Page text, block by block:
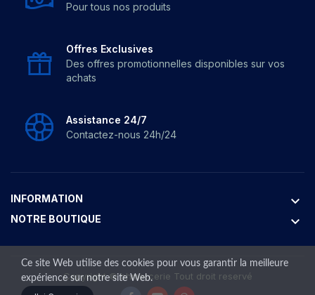
Pour tous nos produits
Offres Exclusives
Des offres promotionnelles disponibles sur vos
achats
Assistance 24/7
Contactez-nous 24h/24
INFORMATION keyboard_arrow_down
NOTRE BOUTIQUE keyboard_arrow_down
Copyright ©bhmercerie Tout droit reservé
Ce site Web utilise des cookies pour vous garantir la meilleure
expérience sur notre site Web.